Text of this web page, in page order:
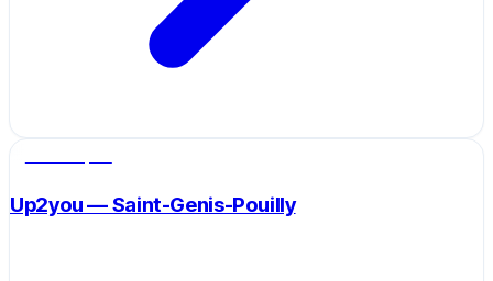
Up2you — Saint-Genis-Pouilly